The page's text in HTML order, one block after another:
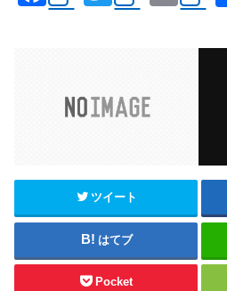
a
wi
m
ail
ツイート
はてブ
Pocket